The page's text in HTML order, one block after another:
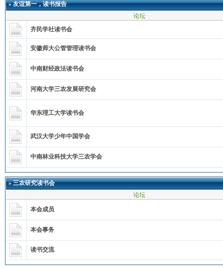
»友谊第一，读书报告
论坛
齐民学社读书会
安徽师大公管管理读书会
中南财经政法读书会
河南大学三农发展研究会
华东理工大学读书会
武汉大学少年中国学会
中南林业科技大学三农学会
»三农研究读书会
论坛
本会成员
本会事务
读书交流